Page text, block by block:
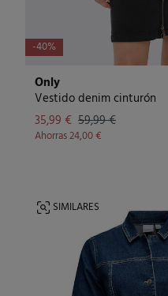
-40%
Only
Vestido denim cinturón
35,99 € 59,99 €
Ahorras24,00 €
SIMILARES